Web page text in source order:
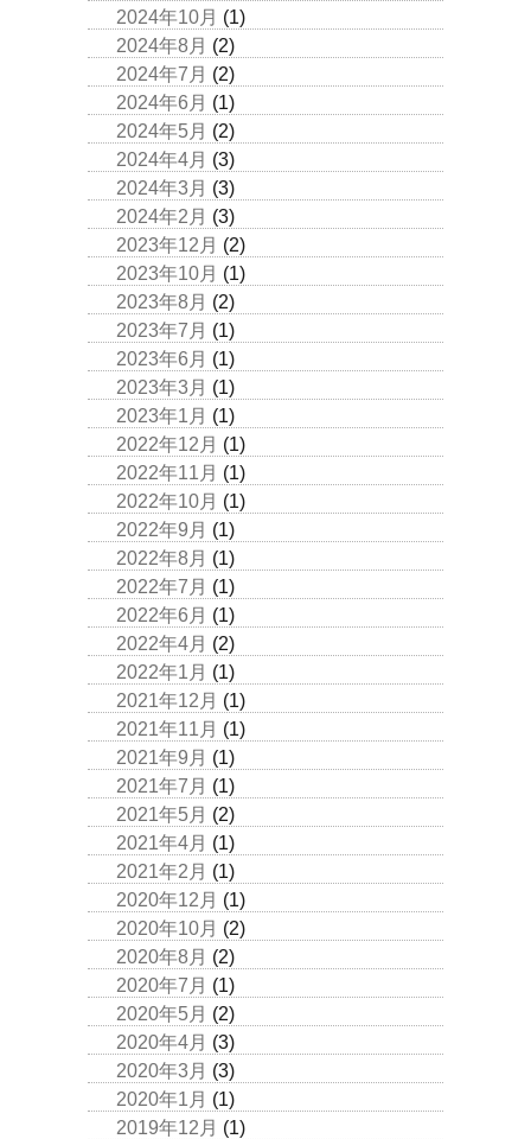
2024年10月 (1)
2024年8月 (2)
2024年7月 (2)
2024年6月 (1)
2024年5月 (2)
2024年4月 (3)
2024年3月 (3)
2024年2月 (3)
2023年12月 (2)
2023年10月 (1)
2023年8月 (2)
2023年7月 (1)
2023年6月 (1)
2023年3月 (1)
2023年1月 (1)
2022年12月 (1)
2022年11月 (1)
2022年10月 (1)
2022年9月 (1)
2022年8月 (1)
2022年7月 (1)
2022年6月 (1)
2022年4月 (2)
2022年1月 (1)
2021年12月 (1)
2021年11月 (1)
2021年9月 (1)
2021年7月 (1)
2021年5月 (2)
2021年4月 (1)
2021年2月 (1)
2020年12月 (1)
2020年10月 (2)
2020年8月 (2)
2020年7月 (1)
2020年5月 (2)
2020年4月 (3)
2020年3月 (3)
2020年1月 (1)
2019年12月 (1)